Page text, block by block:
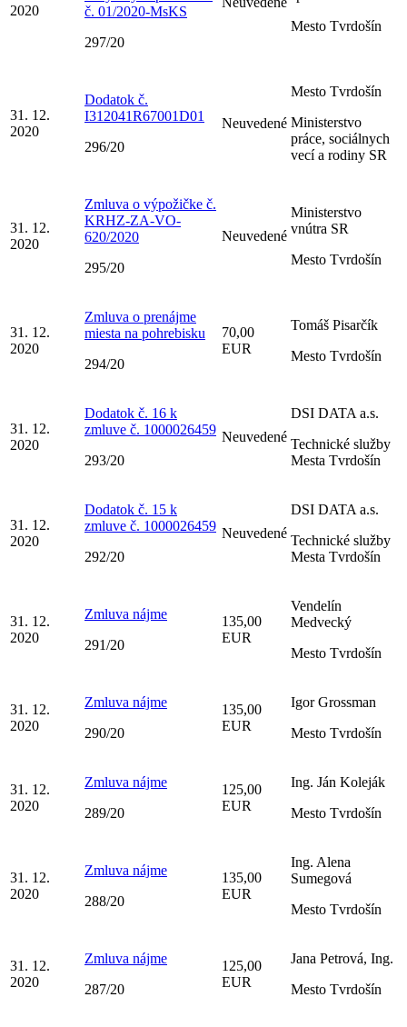
2020
č. 01/2020-MsKS
297/20
Mesto Tvrdošín
31. 12.
2020
Dodatok č.
I312041R67001D01
296/20
Neuvedené
Mesto Tvrdošín
Ministerstvo
práce, sociálnych
vecí a rodiny SR
31. 12.
2020
Zmluva o výpožičke č.
KRHZ-ZA-VO-
620/2020
295/20
Neuvedené
Ministerstvo
vnútra SR
Mesto Tvrdošín
31. 12.
2020
Zmluva o prenájme
miesta na pohrebisku
294/20
70,00
EUR
Tomáš Pisarčík
Mesto Tvrdošín
31. 12.
2020
Dodatok č. 16 k
zmluve č. 1000026459
293/20
Neuvedené
DSI DATA a.s.
Technické služby
Mesta Tvrdošín
31. 12.
2020
Dodatok č. 15 k
zmluve č. 1000026459
292/20
Neuvedené
DSI DATA a.s.
Technické služby
Mesta Tvrdošín
31. 12.
2020
Zmluva nájme
291/20
135,00
EUR
Vendelín
Medvecký
Mesto Tvrdošín
31. 12.
2020
Zmluva nájme
290/20
135,00
EUR
Igor Grossman
Mesto Tvrdošín
31. 12.
2020
Zmluva nájme
289/20
125,00
EUR
Ing. Ján Koleják
Mesto Tvrdošín
31. 12.
2020
Zmluva nájme
288/20
135,00
EUR
Ing. Alena
Sumegová
Mesto Tvrdošín
31. 12.
2020
Zmluva nájme
287/20
125,00
EUR
Jana Petrová, Ing.
Mesto Tvrdošín